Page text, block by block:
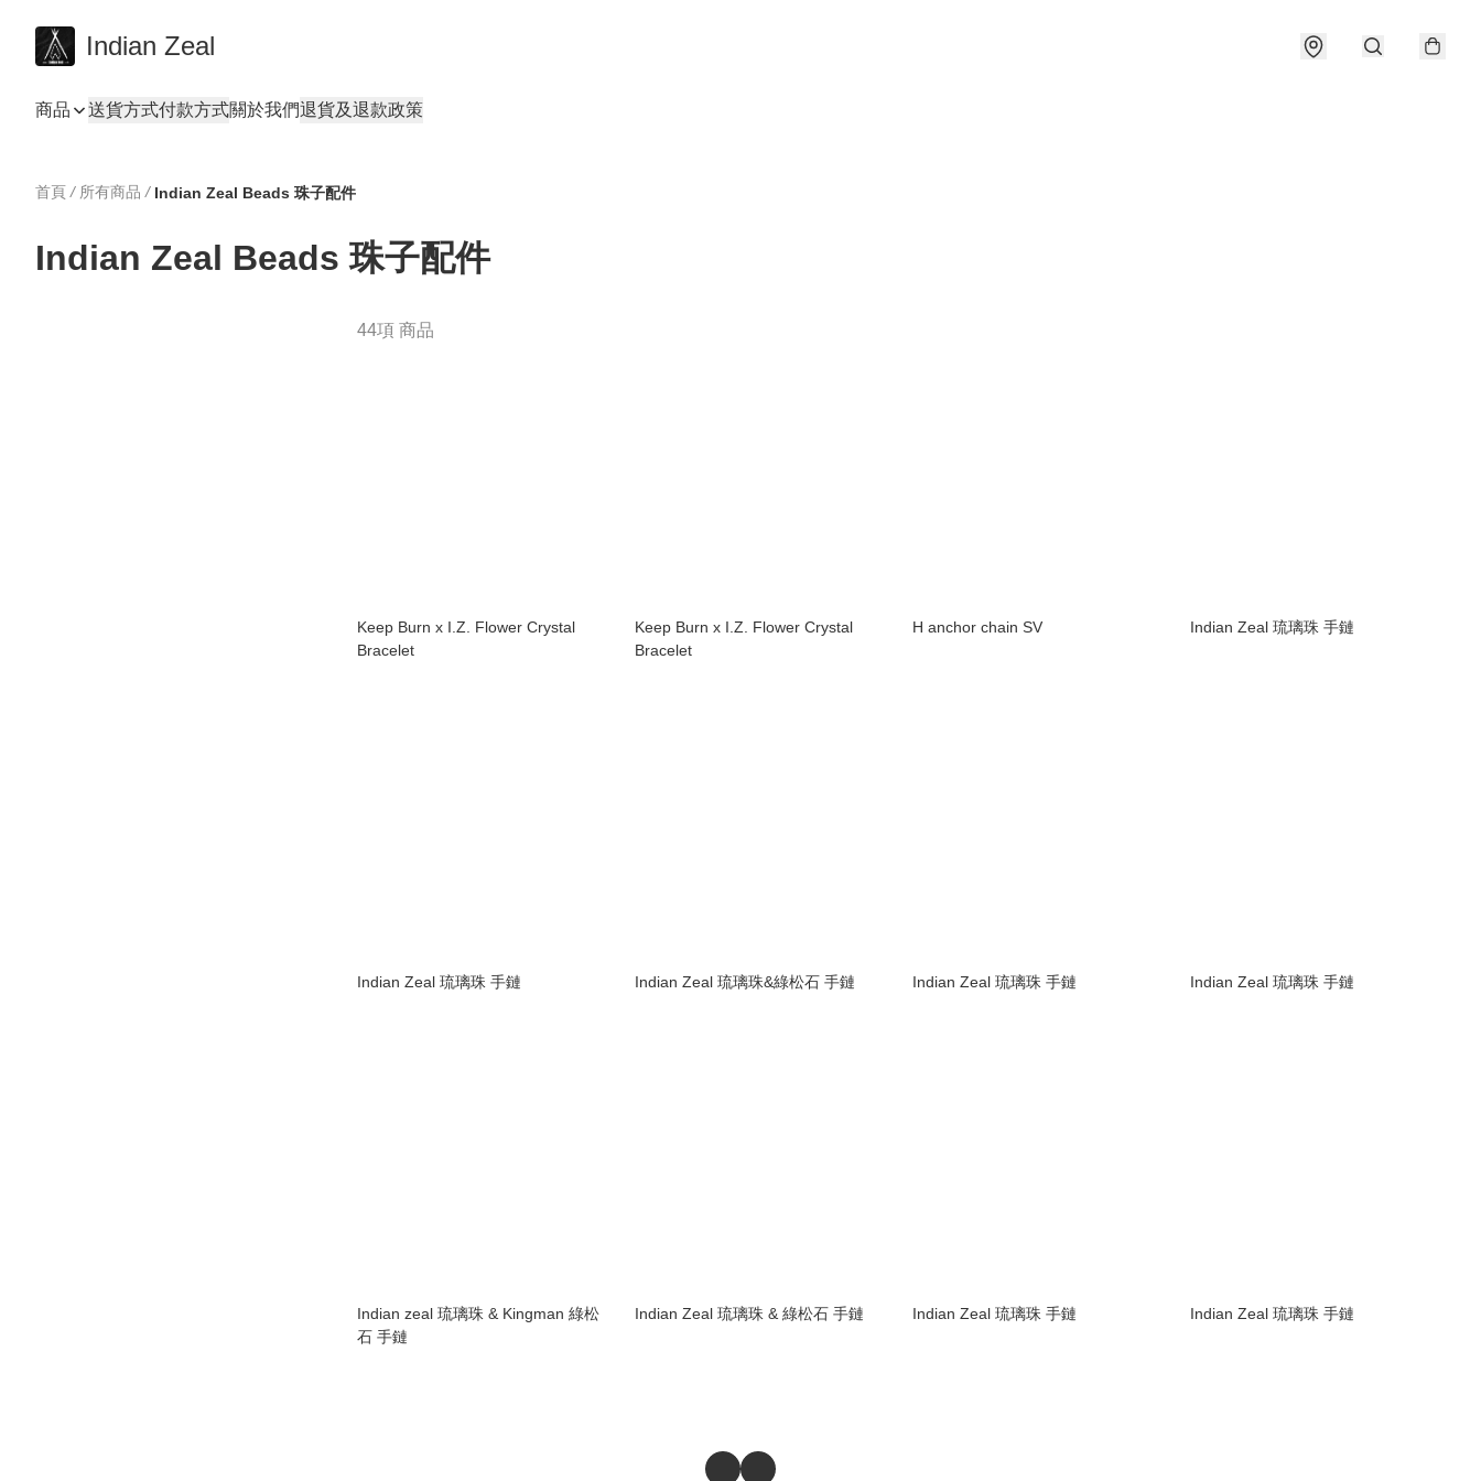
Indian Zeal
商品 送貨方式付款方式關於我們退貨及退款政策
首頁 / 所有商品 / Indian Zeal Beads 珠子配件
Indian Zeal Beads 珠子配件
44項 商品
Keep Burn x I.Z. Flower Crystal
Bracelet
Keep Burn x I.Z. Flower Crystal
Bracelet
H anchor chain SV Indian Zeal 琉璃珠 手鏈
Indian Zeal 琉璃珠 手鏈 Indian Zeal 琉璃珠&綠松石 手鏈 Indian Zeal 琉璃珠 手鏈 Indian Zeal 琉璃珠 手鏈
Indian zeal 琉璃珠 & Kingman 綠松
石 手鏈
Indian Zeal 琉璃珠 & 綠松石 手鏈 Indian Zeal 琉璃珠 手鏈 Indian Zeal 琉璃珠 手鏈